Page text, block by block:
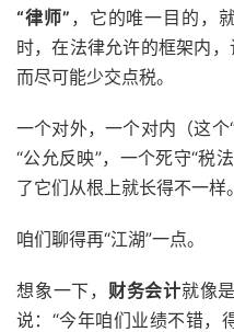
“律师” ，它的唯一目的，
时，在法律允许的框架内
而尽可能少交点税。
一个对外，一个对内（这
“公允反映”，一个死守“税
了它们从根上就长得不一样。
咱们聊得再“江湖”一点。
想象一下， 财务会计就像
说：“今年咱们业绩不错，